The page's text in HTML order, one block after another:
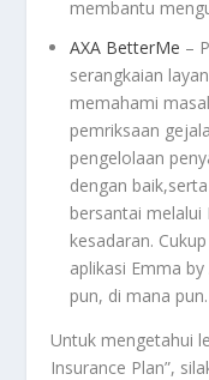
membantu
AXA BetterMe –
serangkaian
memahami
pemriksaan
pengelolaan
dengan
bersantai melalui
kesadaran.
aplikasi Emma
pun, di mana pun.
Untuk mengetahui
Insurance Plan”,